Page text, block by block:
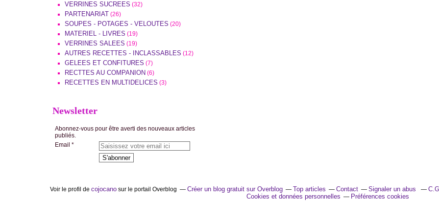
VERRINES SUCREES (32)
PARTENARIAT (26)
SOUPES - POTAGES - VELOUTES (20)
MATERIEL - LIVRES (19)
VERRINES SALEES (19)
AUTRES RECETTES - INCLASSABLES (12)
GELEES ET CONFITURES (7)
RECTTES AU COMPANION (6)
RECETTES EN MULTIDELICES (3)
Newsletter
Abonnez-vous pour être averti des nouveaux articles
publiés.
Email
Voir le profil de cojocano sur le portail Overblog Créer un blog gratuit sur Overblog Top articles Contact Signaler un abus
Cookies et données personnelles
Préférences cookies